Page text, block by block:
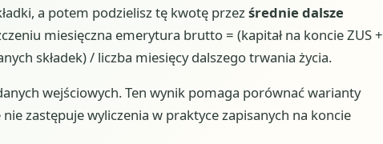
a potem podzielisz tę kwotę przezśrednie dalsze
miesięczna emerytura brutto = (kapitał na koncie ZUS +
składek) / liczba miesięcy dalszego trwania życia.
wejściowych. Ten wynik pomaga porównać warianty
zastępuje wyliczenia w praktyce zapisanych na koncie